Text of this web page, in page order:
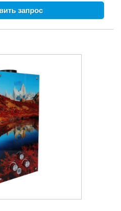
семьи. Газовый
для бытовой техники с
запрос